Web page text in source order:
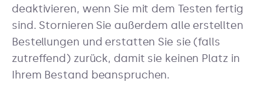
deaktivieren, wenn Sie mit dem Testen fertig
sind. Stornieren Sie außerdem alle erstellten
Bestellungen und erstatten Sie sie (falls
zutreffend) zurück, damit sie keinen Platz in
Ihrem Bestand beanspruchen.